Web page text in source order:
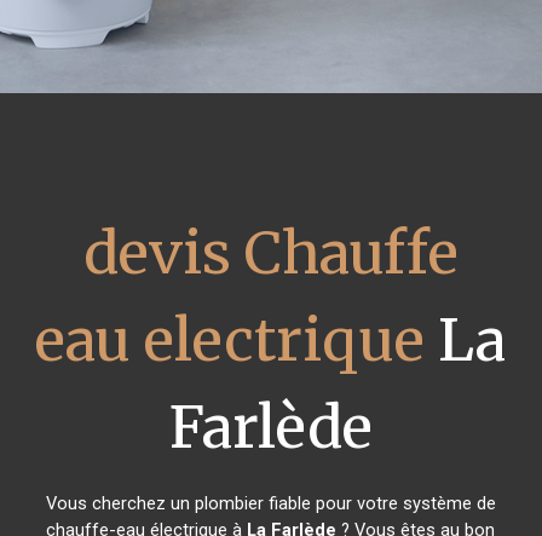
devis Chauffe
eau electrique La
Farlède
Vous cherchez un plombier fiable pour votre système de
chauffe-eau électrique à La Farlède ? Vous êtes au bon